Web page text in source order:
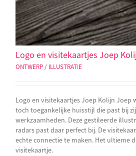
Logo en visitekaartjes Joep
ONTWERP / ILLUSTRATIE
Logo en visitekaartjes Joep Kolijn Joep
toch toegankelijke huisstijl die past bij
werkzaamheden. Deze gestileerde
radars past daar perfect bij. De
echte connectie te maken. Het ultieme
visitekaartje.